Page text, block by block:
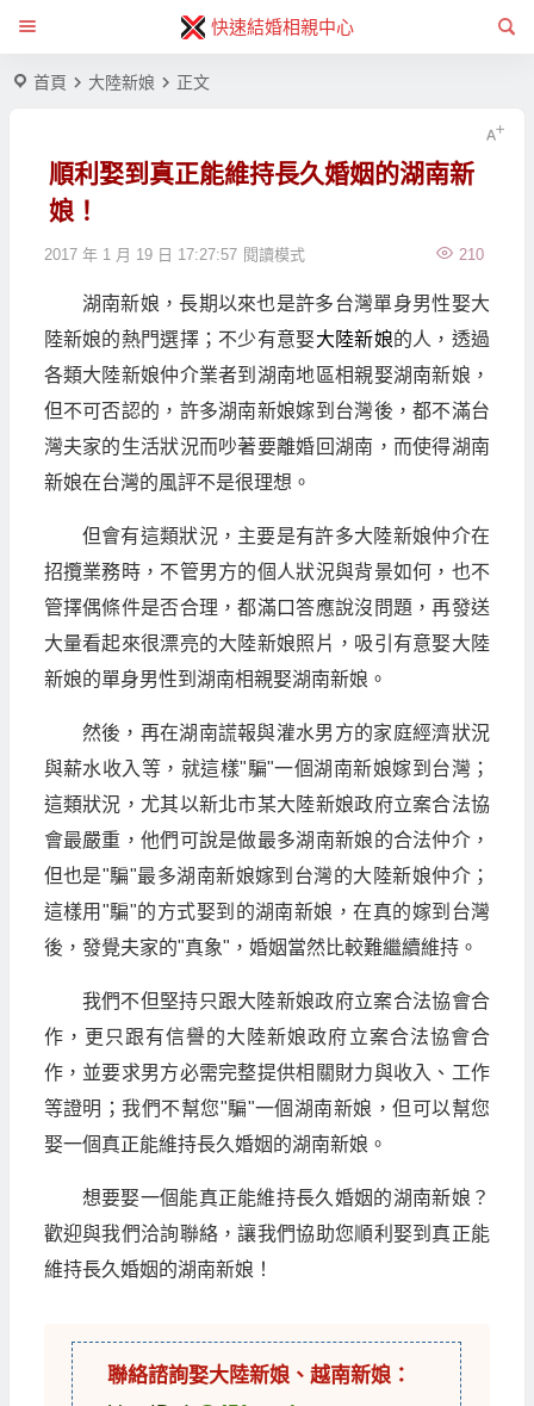
快速結婚相親中心
首頁 大陸新娘 正文
順利娶到真正能維持長久婚姻的湖南新
娘！
2017 年 1 月 19 日 17:27:57 210
閱讀模式
湖南新娘，長期以來也是許多台灣單身男性娶大
陸新娘的熱門選擇；不少有意娶大陸新娘的人，透過
各類大陸新娘仲介業者到湖南地區相親娶湖南新娘，
但不可否認的，許多湖南新娘嫁到台灣後，都不滿台
灣夫家的生活狀況而吵著要離婚回湖南，而使得湖南
新娘在台灣的風評不是很理想。
但會有這類狀況，主要是有許多大陸新娘仲介在
招攬業務時，不管男方的個人狀況與背景如何，也不
管擇偶條件是否合理，都滿口答應說沒問題，再發送
大量看起來很漂亮的大陸新娘照片，吸引有意娶大陸
新娘的單身男性到湖南相親娶湖南新娘。
然後，再在湖南謊報與灌水男方的家庭經濟狀況
與薪水收入等，就這樣"騙"一個湖南新娘嫁到台灣；
這類狀況，尤其以新北市某大陸新娘政府立案合法協
會最嚴重，他們可說是做最多湖南新娘的合法仲介，
但也是"騙"最多湖南新娘嫁到台灣的大陸新娘仲介；
這樣用"騙"的方式娶到的湖南新娘，在真的嫁到台灣
後，發覺夫家的"真象"，婚姻當然比較難繼續維持。
我們不但堅持只跟大陸新娘政府立案合法協會合
作，更只跟有信譽的大陸新娘政府立案合法協會合
作，並要求男方必需完整提供相關財力與收入、工作
等證明；我們不幫您"騙"一個湖南新娘，但可以幫您
娶一個真正能維持長久婚姻的湖南新娘。
想要娶一個能真正能維持長久婚姻的湖南新娘？
歡迎與我們洽詢聯絡，讓我們協助您順利娶到真正能
維持長久婚姻的湖南新娘！
聯絡諮詢娶大陸新娘 、越南新娘 ：